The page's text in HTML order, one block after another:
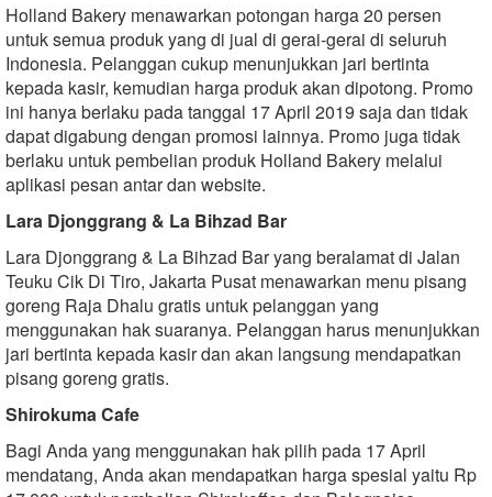
Holland Bakery menawarkan potongan harga 20 persen
untuk semua produk yang di jual di gerai-gerai di seluruh
Indonesia. Pelanggan cukup menunjukkan jari bertinta
kepada kasir, kemudian harga produk akan dipotong. Promo
ini hanya berlaku pada tanggal 17 April 2019 saja dan tidak
dapat digabung dengan promosi lainnya. Promo juga tidak
berlaku untuk pembelian produk Holland Bakery melalui
aplikasi pesan antar dan website.
Lara Djonggrang & La Bihzad Bar
Lara Djonggrang & La Bihzad Bar yang beralamat di Jalan
Teuku Cik Di Tiro, Jakarta Pusat menawarkan menu pisang
goreng Raja Dhalu gratis untuk pelanggan yang
menggunakan hak suaranya. Pelanggan harus menunjukkan
jari bertinta kepada kasir dan akan langsung mendapatkan
pisang goreng gratis.
Shirokuma Cafe
Bagi Anda yang menggunakan hak pilih pada 17 April
mendatang, Anda akan mendapatkan harga spesial yaitu Rp